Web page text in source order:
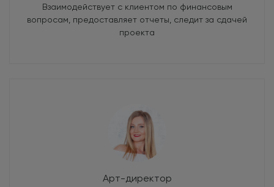
Взаимодействует с клиентом по финансовым
вопросам, предоставляет отчеты, следит за сдачей
проекта
Арт-директор